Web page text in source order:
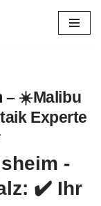
– ☀️Malibu
Experte